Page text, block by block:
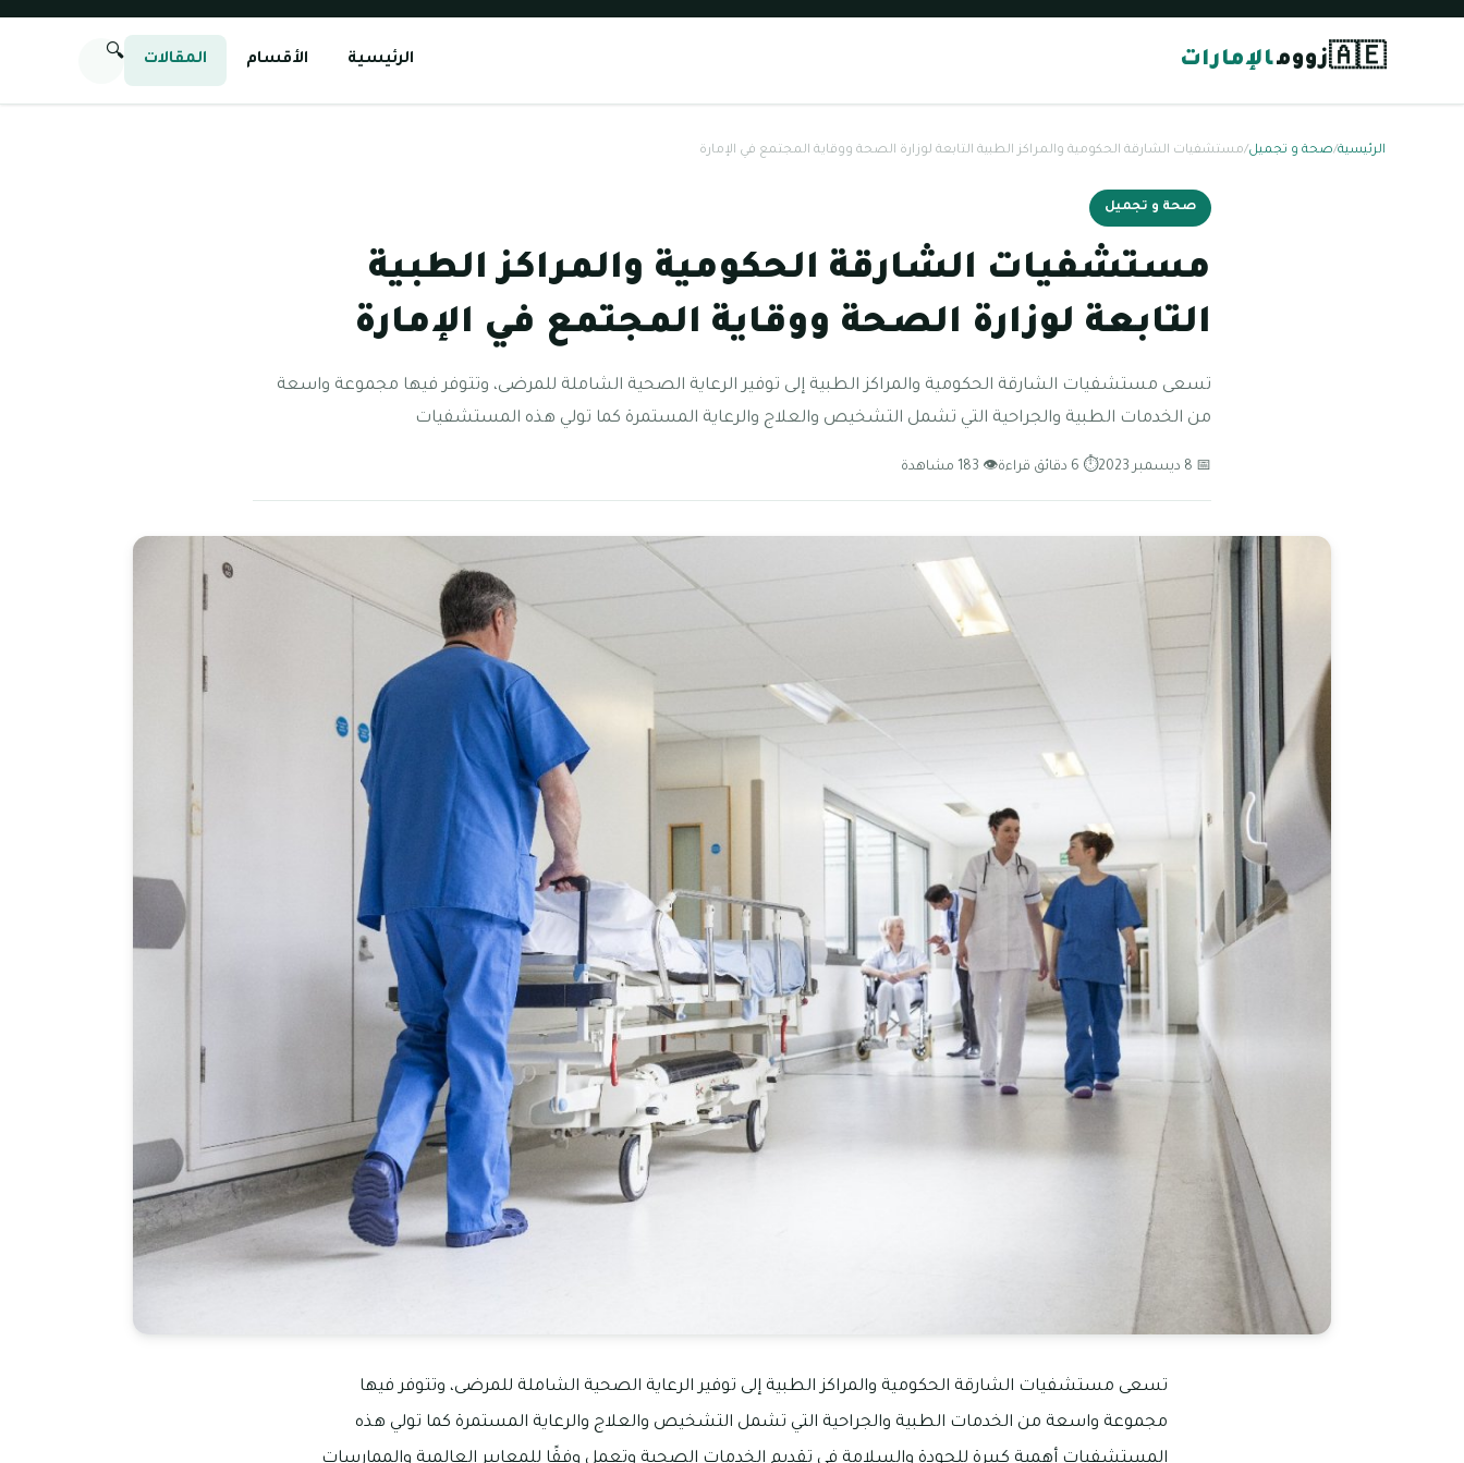
🇦🇪زوومالإمارات الرئيسية الأقسام المقالات 🔍
الرئيسية/صحة و تجميل/مستشفيات الشارقة الحكومية والمراكز الطبية التابعة لوزارة الصحة ووقاية المجتمع في الإمارة
صحة و تجميل
مستشفيات الشارقة الحكومية والمراكز الطبية
التابعة لوزارة الصحة ووقاية المجتمع في الإمارة
تسعى مستشفيات الشارقة الحكومية والمراكز الطبية إلى توفير الرعاية الصحية الشاملة للمرضى، وتتوفر فيها مجموعة واسعة
من الخدمات الطبية والجراحية التي تشمل التشخيص والعلاج والرعاية المستمرة كما تولي هذه المستشفيات
📅 8 ديسمبر 2023 ⏱ 6 دقائق قراءة 👁 183 مشاهدة
تسعى مستشفيات الشارقة الحكومية والمراكز الطبية إلى توفير الرعاية الصحية الشاملة للمرضى، وتتوفر فيها
مجموعة واسعة من الخدمات الطبية والجراحية التي تشمل التشخيص والعلاج والرعاية المستمرة كما تولي هذه